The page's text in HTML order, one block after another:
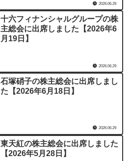
2026.06.29
十六フィナンシャルグループの株
主総会に出席しました【2026年6
月19日】
2026.06.29
石塚硝子の株主総会に出席しまし
た【2026年6月18日】
2026.06.29
東天紅の株主総会に出席しました
【2026年5月28日】